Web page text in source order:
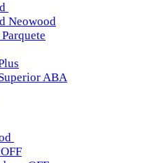
Neowood
ABA